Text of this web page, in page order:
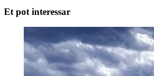
Et pot interessar